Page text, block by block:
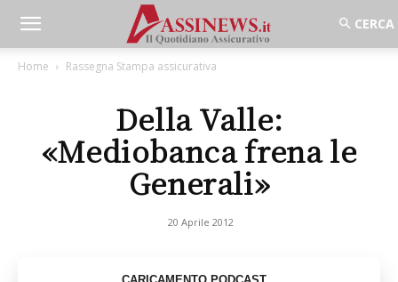
Home Rassegna Stampa assicurativa
Della Valle:
«Mediobanca frena le
Generali»
20 Aprile 2012